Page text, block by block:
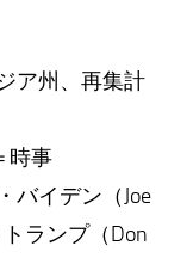
ア州、再集計
事
バイデン（Joe
ランプ（Don